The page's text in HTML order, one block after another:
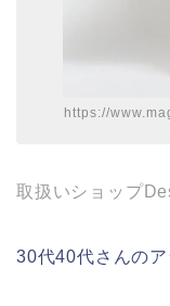
https://
取扱いショップ
30代40代さんのア